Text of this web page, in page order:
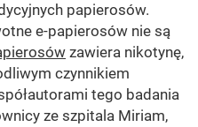
papierosów.
e-papierosów nie są
zawiera nikotynę,
czynnikiem
tego badania
ze szpitala Miriam,